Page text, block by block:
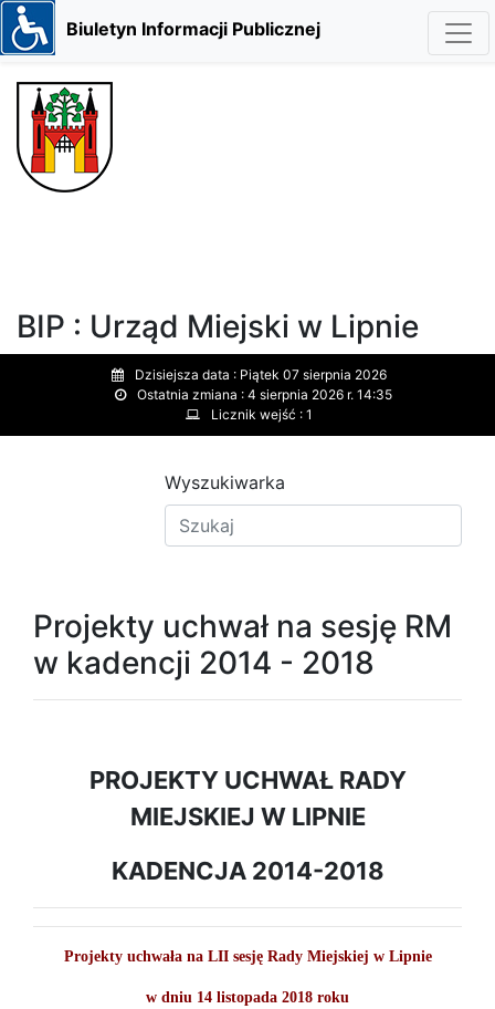
Biuletyn Informacji Publicznej
BIP : Urząd Miejski w Lipnie
Dzisiejsza data : Piątek 07 sierpnia 2026
Ostatnia zmiana : 4 sierpnia 2026 r. 14:35
Licznik wejść : 1
Wyszukiwarka
Projekty uchwał na sesję RM
w kadencji 2014 - 2018
PROJEKTY UCHWAŁ RADY
MIEJSKIEJ W LIPNIE
KADENCJA 2014-2018
Projekty uchwała na LII sesję Rady Miejskiej w Lipnie
w dniu 14 listopada 2018 roku